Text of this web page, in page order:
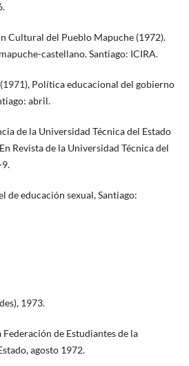
Cultural del Pueblo Mapuche (1972).
castellano. Santiago: ICIRA.
Política educacional del gobierno
abril.
de la Universidad Técnica del Estado
Revista de la Universidad Técnica del
9.
de educación sexual, Santiago:
1973.
de Estudiantes de la
agosto 1972.